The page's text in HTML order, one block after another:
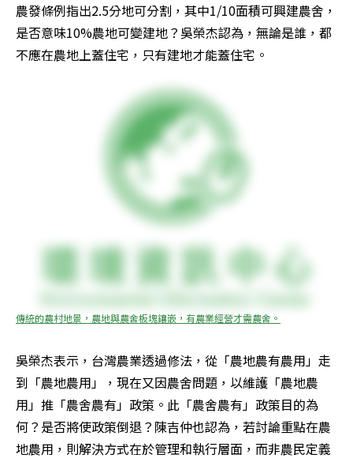
農發條例指出2.5分地可分割，其中1/10面積可興建農舍，
是否意味10%農地可變建地？吳榮杰認為，無論是誰，都
不應在農地上蓋住宅，只有建地才能蓋住宅。
傳統的農村地景，農地與農舍板塊鑲嵌，有農業經營才需農舍。
吳榮杰表示，台灣農業透過修法，從「農地農有農用」走
到「農地農用」，現在又因農舍問題，以維護「農地農
用」推「農舍農有」政策。此「農舍農有」政策目的為
何？是否將使政策倒退？陳吉仲也認為，若討論重點在農
地農用，則解決方式在於管理和執行層面，而非農民定義